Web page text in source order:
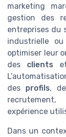
marketing
gestion des
entreprises du
industrielle
optimiser leur
des clients
des profils,
expérience
Dans un